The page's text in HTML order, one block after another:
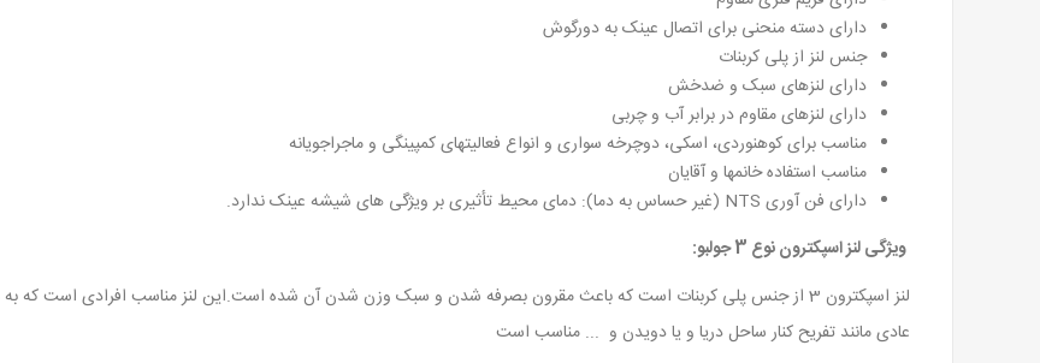
دارای دسته منحنی برای اتصال عینک به دورگوش
جنس لنز از پلی کربنات
دارای لنزهای سبک و ضدخش
دارای لنزهای مقاوم در برابر آب و چربی
مناسب برای کوهنوردی، اسکی، دوچرخه سواری و انواع فعالیتهای کمپینگی و ماجراجویانه
مناسب استفاده خانمها و آقایان
دارای فن آوری NTS (غیر حساس به دما): دمای محیط تأثیری بر ویژگی های شیشه عینک ندارد.
ویژگی لنز اسپکترون نوع 3 جولبو:
لنز اسپکترون 3 از جنس پلی کربنات است که باعث مقرون بصرفه شدن و سبک وزن شدن آن شده است.این لنز مناسب افرادی است که
عادی مانند تفریح کنار ساحل دریا و یا دویدن و ... مناسب است